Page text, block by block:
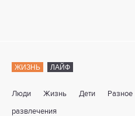
ЖИЗНЬ ЛАЙФ
Люди Жизнь Дети Разное
развлечения